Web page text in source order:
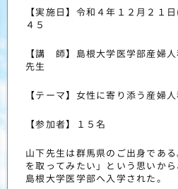
【実施日】令和４年１２月２１
４５
【講 師】島根大学医学部産
先生
【テーマ】女性に寄り添う産婦
【参加者】１５名
山下先生は群馬県のご出身であ
を取ってみたい」という思いか
島根大学医学部へ入学された。